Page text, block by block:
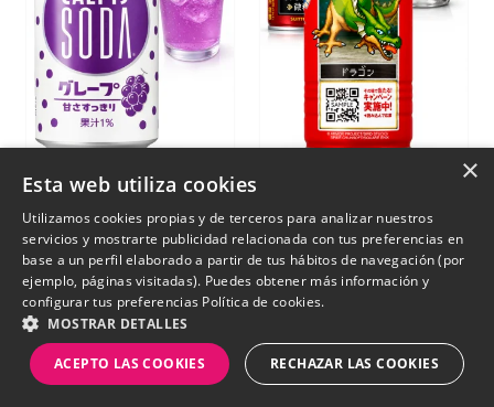
Refresco Calpis Soda
Sabor Uva | Diseño
Retro 1992 | 350 ml.
€ 3,10
SIN STOCK
Colabo Nintendo
Dragon Quest 185 g
€ 2,32
×
Esta web utiliza cookies
Utilizamos cookies propias y de terceros para analizar nuestros
servicios y mostrarte publicidad relacionada con tus preferencias en
base a un perfil elaborado a partir de tus hábitos de navegación (por
ejemplo, páginas visitadas). Puedes obtener más información y
configurar tus preferencias Política de cookies.
MOSTRAR DETALLES
ACEPTO LAS COOKIES RECHAZAR LAS COOKIES